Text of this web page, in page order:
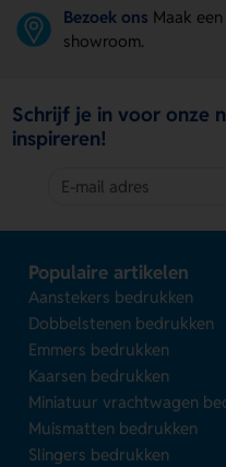
Bezoek ons Maak
showroom.
Schrijf je in voor onze
inspireren!
Populaire artikelen
Aanstekers bedrukken
Dobbelstenen bedrukken
Emmers bedrukken
Kaarsen bedrukken
Miniatuur vrachtwagen
Muismatten bedrukken
Slingers bedrukken